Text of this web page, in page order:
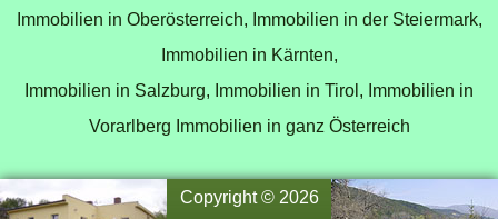
Immobilien in Oberösterreich, Immobilien in der Steiermark,
Immobilien in Kärnten,
Immobilien in Salzburg, Immobilien in Tirol, Immobilien in
Vorarlberg Immobilien in ganz Österreich
Copyright © 2026